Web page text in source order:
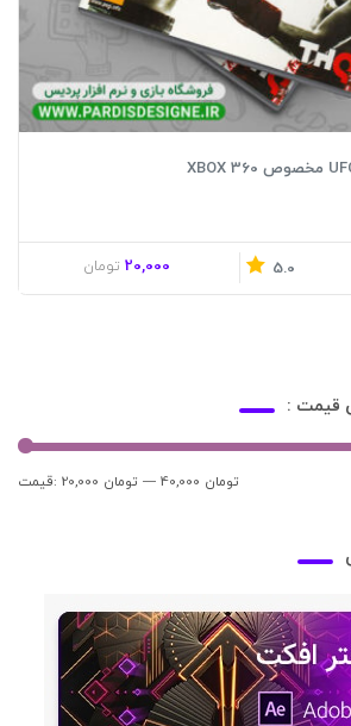
5.0
20,000 تومان
قیمت :
قيمت: 20,000 تومان — 40,000 تومان